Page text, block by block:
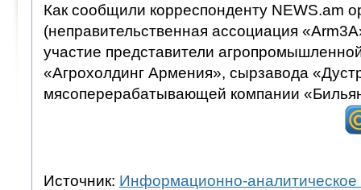
Как сообщили корреспонденту NEWS.am
(неправительственная ассоциация
участие представители
«Агрохолдинг Армения», сырзавода
мясоперерабатывающей компании
Источник: Информационно-аналитическое